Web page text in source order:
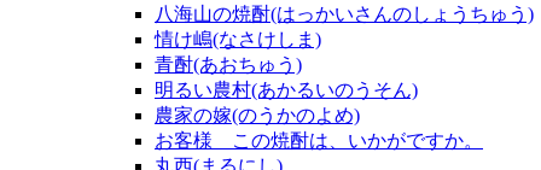
八海山の焼酎(はっかいさんのしょうちゅう)
情け嶋(なさけしま)
青酎(あおちゅう)
明るい農村(あかるいのうそん)
農家の嫁(のうかのよめ)
お客様 この焼酎は、いかがですか。
丸西(まるにし)